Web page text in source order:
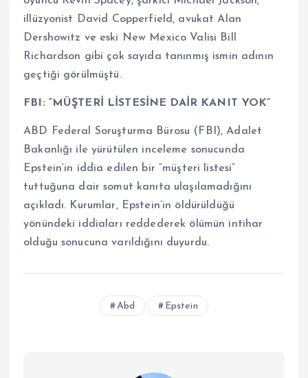
illüzyonist David Copperfield, avukat Alan
Dershowitz ve eski New Mexico Valisi Bill
Richardson gibi çok sayıda tanınmış ismin adının
geçtiği görülmüştü.
FBI: “MÜŞTERİ LİSTESİNE DAİR KANIT YOK”
ABD Federal Soruşturma Bürosu (FBI), Adalet
Bakanlığı ile yürütülen inceleme sonucunda
Epstein’in iddia edilen bir “müşteri listesi”
tuttuğuna dair somut kanıta ulaşılamadığını
açıkladı. Kurumlar, Epstein’in öldürüldüğü
yönündeki iddiaları reddederek ölümün intihar
olduğu sonucuna varıldığını duyurdu.
Abd Epstein